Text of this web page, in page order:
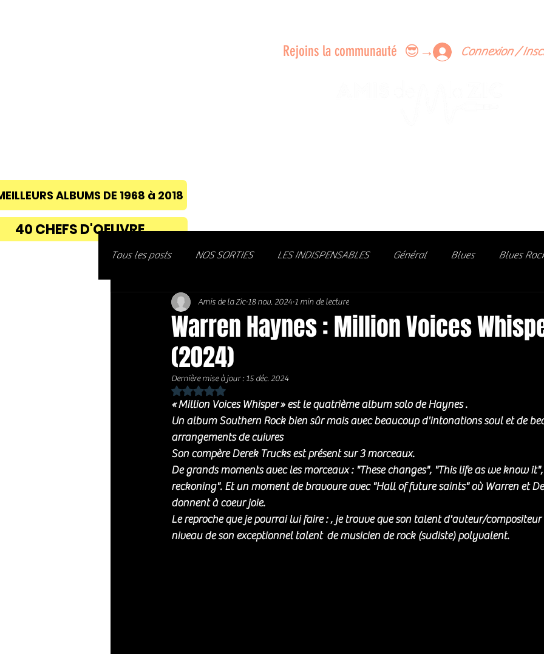
Connexion /
ALBUMS DE 1968 à 2018
Découvrez des artistes, vibrez aux concerts et rejoignez une
Rejoins la communauté 😎→
40 CHEFS D'OEUVRE
Tous les posts NOS SORTIES LES INDISPENSABLES Général Blues Blues
Soft Rock / Folk Jazz Soul / Funk / Rhythm Blues
Country / Americana
Warren Haynes : Million Voices
(2024)
Amis de la Zic 18 nov. 2024 1 min de lecture
Dernière mise à jour :15 déc. 2024
Noté NaN étoiles sur 5.
« Million Voices Whisper » est le quatrième album solo de Haynes .
Un album Southern Rock bien sûr mais avec beaucoup d'intonations soul et de
arrangements de cuivres
Son compère Derek Trucks est présent sur 3 morceaux.
De grands moments avec les morceaux : "These changes", "This life as we know
reckoning". Et un moment de bravoure avec "Hall of future saints" où Warren et
donnent à coeur joie.
Le reproche que je pourrai lui faire : , je trouve que son talent d'auteur/
niveau de son exceptionnel talent  de musicien de rock (sudiste) polyvalent.